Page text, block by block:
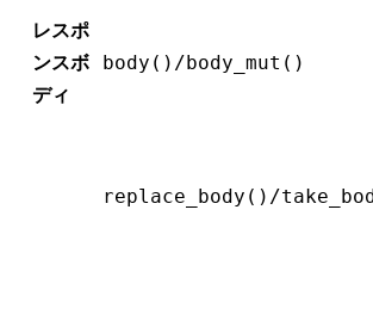
レスポ
ンスボ
ディ
body()/body_mut()
replace_body()/